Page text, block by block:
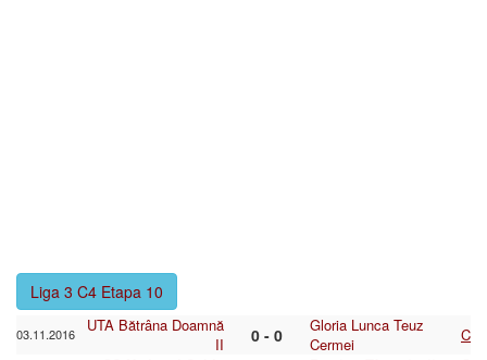
Liga 3 C4 Etapa 10
03.11.2016
UTA Bătrâna Doamnă
II
0 - 0
Gloria Lunca Teuz
Cermei
C